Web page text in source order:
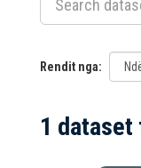
Rendit nga
1 dataset